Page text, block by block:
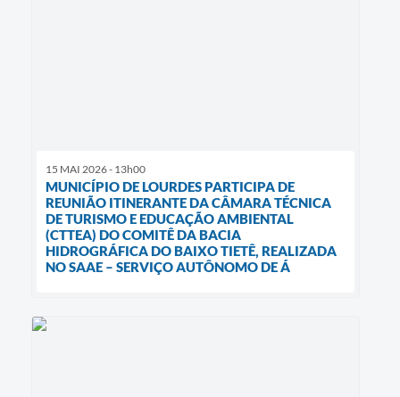
15 MAI 2026 - 13h00
MUNICÍPIO DE LOURDES PARTICIPA DE
REUNIÃO ITINERANTE DA CÂMARA TÉCNICA
DE TURISMO E EDUCAÇÃO AMBIENTAL
(CTTEA) DO COMITÊ DA BACIA
HIDROGRÁFICA DO BAIXO TIETÊ, REALIZADA
NO SAAE – SERVIÇO AUTÔNOMO DE Á